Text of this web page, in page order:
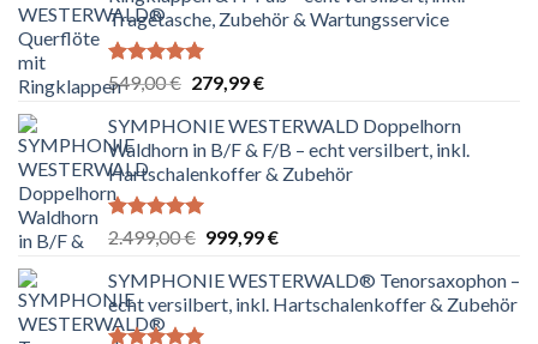
Tragetasche, Zubehör & Wartungsservice
Bewertet
mit 5.00
von 5
549,00€ Ursprünglicher
war:
549,00 €
279,99€Aktueller
ist:
279,99 €.
SYMPHONIE WESTERWALD Doppelhorn
Waldhorn in B/F & F/B – echt versilbert, inkl.
Hartschalenkoffer & Zubehör
Bewertet
5.00
von 5
2.499,00€ Ursprünglicher
war:
2.499,00 €
999,99€Aktueller
ist:
999,99 €.
SYMPHONIE WESTERWALD® Tenorsaxophon –
echt versilbert, inkl. Hartschalenkoffer & Zubehör